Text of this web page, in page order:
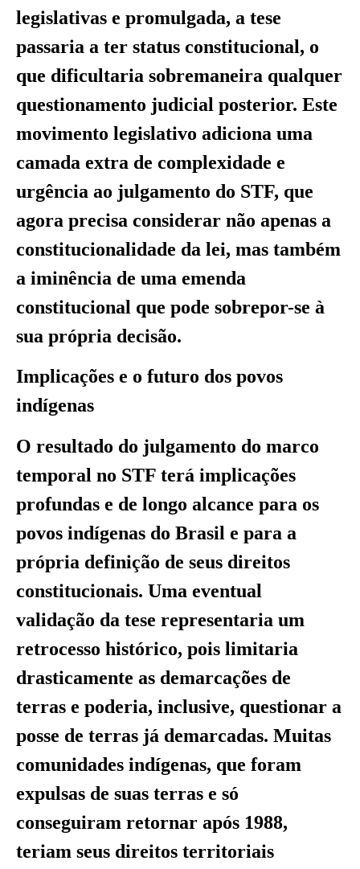
legislativas e promulgada, a tese
passaria a ter status constitucional, o
que dificultaria sobremaneira qualquer
questionamento judicial posterior. Este
movimento legislativo adiciona uma
camada extra de complexidade e
urgência ao julgamento do STF, que
agora precisa considerar não apenas a
constitucionalidade da lei, mas também
a iminência de uma emenda
constitucional que pode sobrepor-se à
sua própria decisão.
Implicações e o futuro dos povos
indígenas
O resultado do julgamento do marco
temporal no STF terá implicações
profundas e de longo alcance para os
povos indígenas do Brasil e para a
própria definição de seus direitos
constitucionais. Uma eventual
validação da tese representaria um
retrocesso histórico, pois limitaria
drasticamente as demarcações de
terras e poderia, inclusive, questionar a
posse de terras já demarcadas. Muitas
comunidades indígenas, que foram
expulsas de suas terras e só
conseguiram retornar após 1988,
teriam seus direitos territoriais